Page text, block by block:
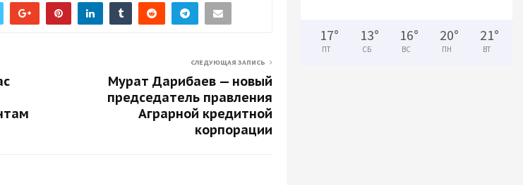
СЛЕДУЮЩАЯ ЗАПИСЬ
Мурат Дарибаев — новый
председатель правления
Аграрной кредитной
корпорации
17°
ПТ
13°
СБ
16°
ВС
20°
ПН
21°
ВТ